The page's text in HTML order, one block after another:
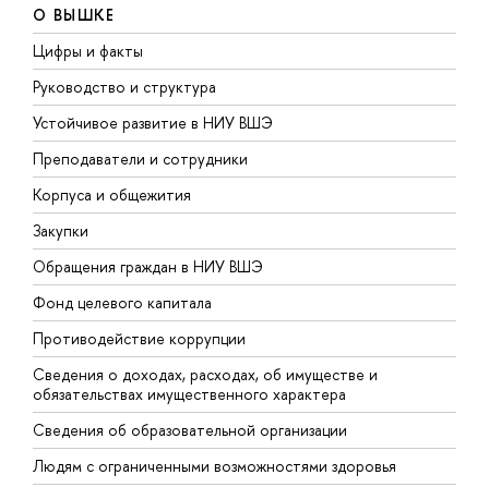
О ВЫШКЕ
Цифры и факты
Руководство и структура
Устойчивое развитие в НИУ ВШЭ
Преподаватели и сотрудники
Корпуса и общежития
Закупки
Обращения граждан в НИУ ВШЭ
Фонд целевого капитала
Противодействие коррупции
Сведения о доходах, расходах, об имуществе и
обязательствах имущественного характера
Сведения об образовательной организации
Людям с ограниченными возможностями здоровья